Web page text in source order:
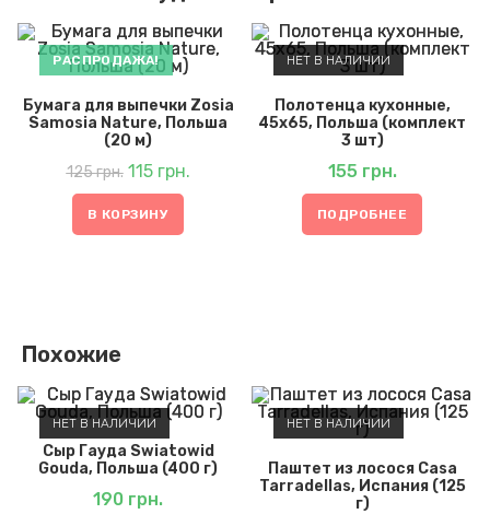
РАСПРОДАЖА!
Бумага для выпечки Zosia
Samosia Nature, Польша
(20 м)
125грн. Первоначальная
цена
составляла
125 грн..
115 грн.115 грн..
В КОРЗИНУ
НЕТ В НАЛИЧИИ
Полотенца кухонные,
45х65, Польша (комплект
3 шт)
155 грн.
ПОДРОБНЕЕ
Похожие
НЕТ В НАЛИЧИИ
Сыр Гауда Swiatowid
Gouda, Польша (400 г)
190 грн.
НЕТ В НАЛИЧИИ
Паштет из лосося Casa
Tarradellas, Испания (125
г)